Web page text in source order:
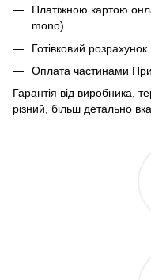
Платіжною картою
mono)
Готівковий
Оплата частинами
Гарантія від виробника,
різний, більш детально